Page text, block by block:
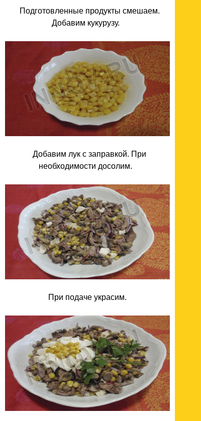
Подготовленные продукты смешаем.
Добавим кукурузу.
Добавим лук с заправкой. При
необходимости досолим.
При подаче украсим.